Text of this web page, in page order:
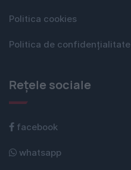
Politica cookies
Politica de confidențialitate
Rețele sociale
facebook
whatsapp